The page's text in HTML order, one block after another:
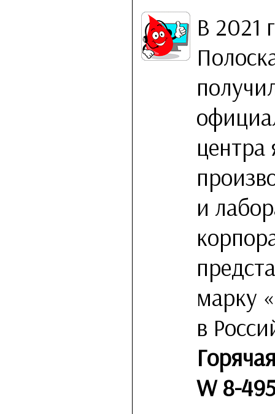
В 2021
центра
и
марку
в
W 8-